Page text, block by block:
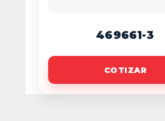
469661-3
COTIZAR